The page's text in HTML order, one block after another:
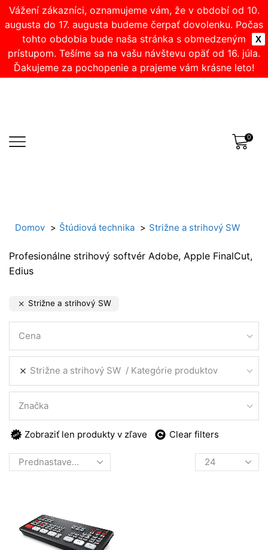
X
Vážení zákazníci, oznamujeme vám, že v období od 10.
augusta do 17. augusta budeme čerpať dovolenku. Počas
tohto obdobia bude naša stránka s obmedzeným
prístupom. Tešíme sa na vašu návštevu opäť od 16. júla.
Ďakujeme za pochopenie a prajeme vám krásne leto!
0
Domov Štúdiová technika Strižne a strihový SW
Profesionálne strihový softvér Adobe, Apple FinalCut,
Edius
Strižne a strihový SW
Cena
Strižne a strihový SW Kategórie produktov
Značka
Zobraziť len produkty v zľave Clear filters
Products
per